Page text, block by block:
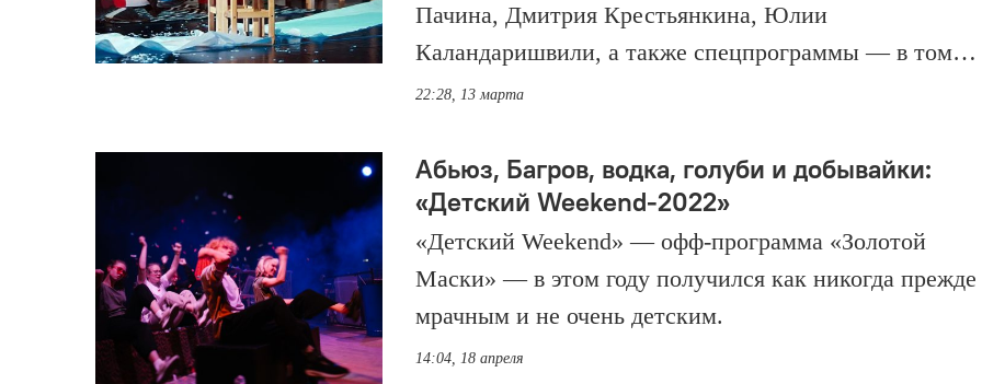
Пачина, Дмитрия Крестьянкина, Юлии
Каландаришвили, а также спецпрограммы — в том…
22:28, 13 марта
Абьюз, Багров, водка, голуби и добывайки:
«Детский Weekend-2022»
«Детский Weekend» — офф-программа «Золотой
Маски» — в этом году получился как никогда прежде
мрачным и не очень детским.
14:04, 18 апреля